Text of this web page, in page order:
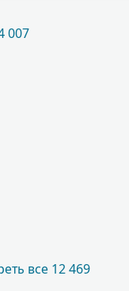
007
все 12 469